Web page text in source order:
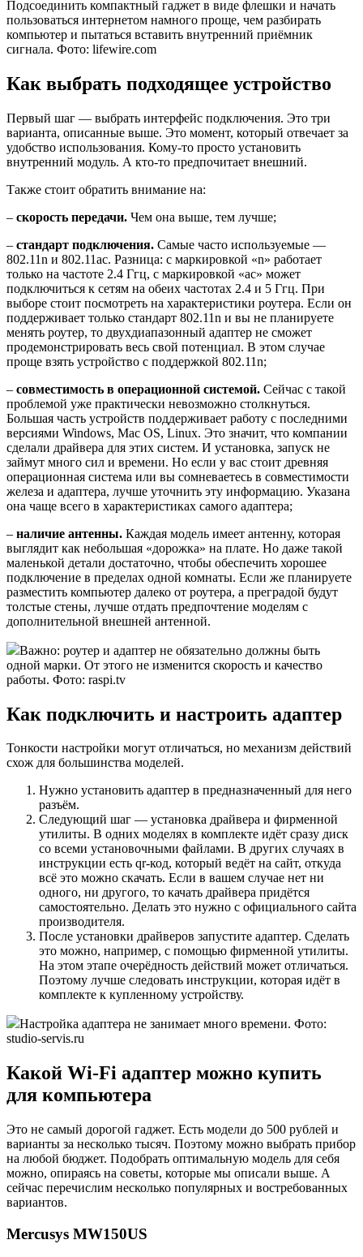
Подсоединить компактный гаджет в виде флешки и начать
пользоваться интернетом намного проще, чем разбирать
компьютер и пытаться вставить внутренний приёмник
сигнала. Фото: lifewire.com
Как выбрать подходящее устройство
Первый шаг — выбрать интерфейс подключения. Это три
варианта, описанные выше. Это момент, который отвечает за
удобство использования. Кому-то просто установить
внутренний модуль. А кто-то предпочитает внешний.
Также стоит обратить внимание на:
– скорость передачи. Чем она выше, тем лучше;
– стандарт подключения. Самые часто используемые —
802.11n и 802.11ac. Разница: с маркировкой «n» работает
только на частоте 2.4 Ггц, с маркировкой «ac» может
подключиться к сетям на обеих частотах 2.4 и 5 Ггц. При
выборе стоит посмотреть на характеристики роутера. Если он
поддерживает только стандарт 802.11n и вы не планируете
менять роутер, то двухдиапазонный адаптер не сможет
продемонстрировать весь свой потенциал. В этом случае
проще взять устройство с поддержкой 802.11n;
– совместимость в операционной системой. Сейчас с такой
проблемой уже практически невозможно столкнуться.
Большая часть устройств поддерживает работу с последними
версиями Windows, Mac OS, Linux. Это значит, что компании
сделали драйвера для этих систем. И установка, запуск не
займут много сил и времени. Но если у вас стоит древняя
операционная система или вы сомневаетесь в совместимости
железа и адаптера, лучше уточнить эту информацию. Указана
она чаще всего в характеристиках самого адаптера;
– наличие антенны. Каждая модель имеет антенну, которая
выглядит как небольшая «дорожка» на плате. Но даже такой
маленькой детали достаточно, чтобы обеспечить хорошее
подключение в пределах одной комнаты. Если же планируете
разместить компьютер далеко от роутера, а преградой будут
толстые стены, лучше отдать предпочтение моделям с
дополнительной внешней антенной.
Важно: роутер и адаптер не обязательно должны быть
одной марки. От этого не изменится скорость и качество
работы. Фото: raspi.tv
Как подключить и настроить адаптер
Тонкости настройки могут отличаться, но механизм действий
схож для большинства моделей.
Нужно установить адаптер в предназначенный для него
разъём.
Следующий шаг — установка драйвера и фирменной
утилиты. В одних моделях в комплекте идёт сразу диск
со всеми установочными файлами. В других случаях в
инструкции есть qr-код, который ведёт на сайт, откуда
всё это можно скачать. Если в вашем случае нет ни
одного, ни другого, то качать драйвера придётся
самостоятельно. Делать это нужно с официального сайта
производителя.
После установки драйверов запустите адаптер. Сделать
это можно, например, с помощью фирменной утилиты.
На этом этапе очерёдность действий может отличаться.
Поэтому лучше следовать инструкции, которая идёт в
комплекте к купленному устройству.
Настройка адаптера не занимает много времени. Фото:
studio-servis.ru
Какой Wi-Fi адаптер можно купить
для компьютера
Это не самый дорогой гаджет. Есть модели до 500 рублей и
варианты за несколько тысяч. Поэтому можно выбрать прибор
на любой бюджет. Подобрать оптимальную модель для себя
можно, опираясь на советы, которые мы описали выше. А
сейчас перечислим несколько популярных и востребованных
вариантов.
Mercusys MW150US